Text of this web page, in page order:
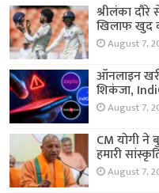
श्रीलंका
खिलाफ खुद
August 7,
ऑनलाइन
शिकंजा,
August 7,
CM योगी ने
हमारी
August 7,